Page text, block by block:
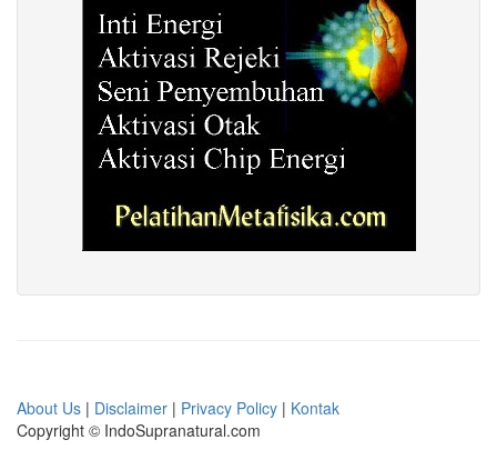
About Us | Disclaimer | Privacy Policy | Kontak
Copyright © IndoSupranatural.com